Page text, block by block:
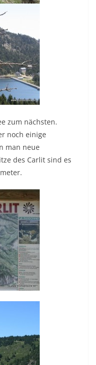
zum nächsten.
noch einige
man neue
des Carlit sind es